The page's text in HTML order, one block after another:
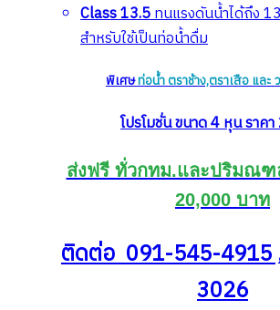
Class 13.5ทนแรงดันน้ำได้ถึง
สำหรับใช้เป็นท่อน้ำดื่ม
พิเศษท่อน้ำ ตราช้าง,ตราเสือ แล
โปรโมชั่น ขนาด 4 หุน ราค
ส่งฟรี ทั่วกทม.และปริมณฑ
20,000 บาท
ติดต่อ 091-545-4915
3026